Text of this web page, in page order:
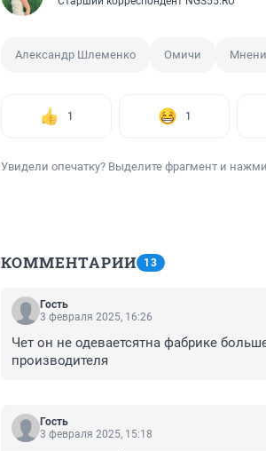
Александр Шлеменко Омичи
1 1
Увидели опечатку? Выделите фрагмент и
КОММЕНТАРИИ 13
Гость
3 февраля 2025, 16:26
Чет он не одеваетсятна фабрике
производителя
Гость
3 февраля 2025, 15:18